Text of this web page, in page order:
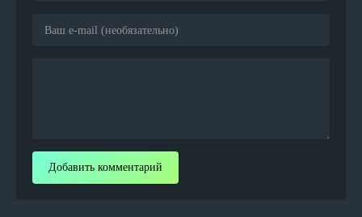
Добавить комментарий